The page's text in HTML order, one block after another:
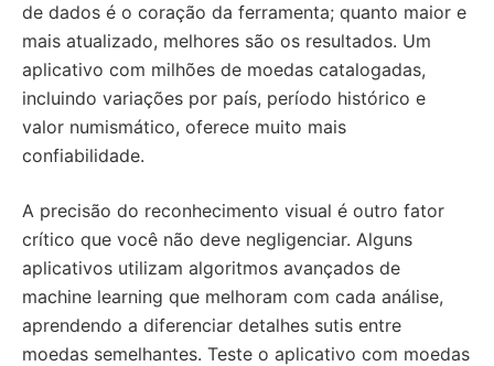
de dados é o coração da ferramenta; quanto maior e
mais atualizado, melhores são os resultados. Um
aplicativo com milhões de moedas catalogadas,
incluindo variações por país, período histórico e
valor numismático, oferece muito mais
confiabilidade.
A precisão do reconhecimento visual é outro fator
crítico que você não deve negligenciar. Alguns
aplicativos utilizam algoritmos avançados de
machine learning que melhoram com cada análise,
aprendendo a diferenciar detalhes sutis entre
moedas semelhantes. Teste o aplicativo com moedas